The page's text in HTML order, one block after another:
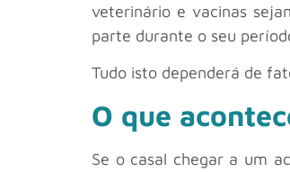
veterinário e vacinas
parte durante o seu
Tudo isto dependerá de
O que
Se o casal chegar a um